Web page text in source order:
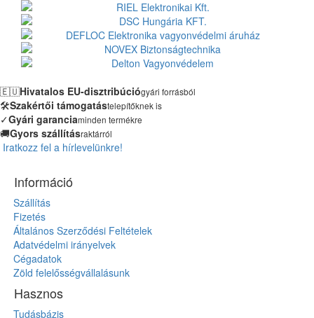
🇪🇺Hivatalos EU-disztribúciógyári forrásból
🛠️Szakértői támogatástelepítőknek is
✓Gyári garanciaminden termékre
🚚Gyors szállításraktárról
Iratkozz fel a hírlevelünkre!
Információ
Szállítás
Fizetés
Általános Szerződési Feltételek
Adatvédelmi irányelvek
Cégadatok
Zöld felelősségvállalásunk
Hasznos
Tudásbázis